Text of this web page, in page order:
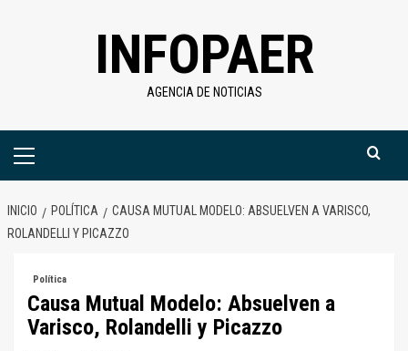
INFOPAER
AGENCIA DE NOTICIAS
Menú
INICIO POLÍTICA
CAUSA MUTUAL MODELO: ABSUELVEN A VARISCO,
ROLANDELLI Y PICAZZO
Política
Causa Mutual Modelo: Absuelven a
Varisco, Rolandelli y Picazzo